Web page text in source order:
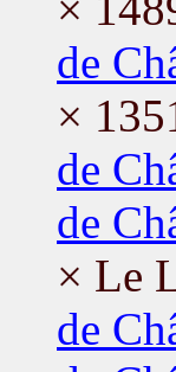
de
×
de
de
× Le
de